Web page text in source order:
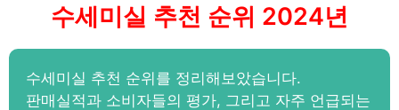
수세미실 추천 순위 2024년
수세미실 추천 순위를 정리해보았습니다.
판매실적과 소비자들의 평가, 그리고 자주 언급되는